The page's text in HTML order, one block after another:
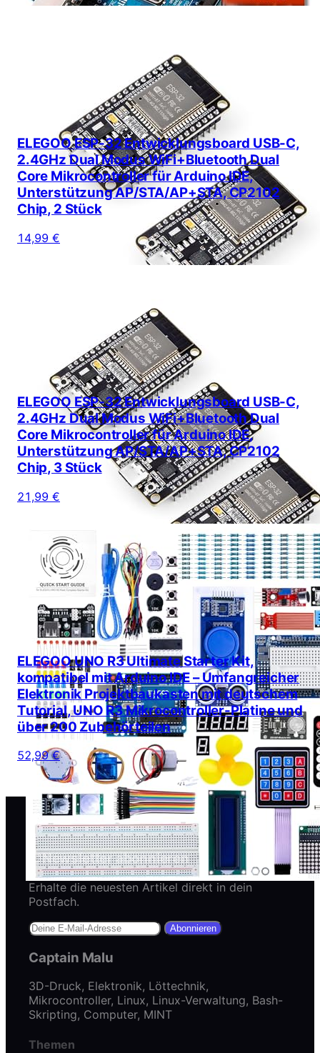
ELEGOO ESP-32 Entwicklungsboard USB-C,
2.4GHz Dual Modus WiFi+Bluetooth Dual
Core Mikrocontroller für Arduino IDE,
Unterstützung AP/STA/AP+STA, CP2102
Chip, 2 Stück
14,99 €
ELEGOO ESP-32 Entwicklungsboard USB-C,
2.4GHz Dual Modus WiFi+Bluetooth Dual
Core Mikrocontroller für Arduino IDE,
Unterstützung AP/STA/AP+STA, CP2102
Chip, 3 Stück
21,99 €
ELEGOO UNO R3 Ultimate Starter Kit,
kompatibel mit Arduino IDE – Umfangreicher
Elektronik Projektbaukasten mit deutschem
Tutorial, UNO R3 Mikrocontroller-Platine und
über 200 Zubehörteilen
52,99 €
Newsletter abonnieren
Erhalte die neuesten Artikel direkt in dein
Postfach.
Abonnieren
Captain Malu
3D-Druck, Elektronik, Löttechnik,
Mikrocontroller, Linux, Linux-Verwaltung, Bash-
Skripting, Computer, MINT
Themen